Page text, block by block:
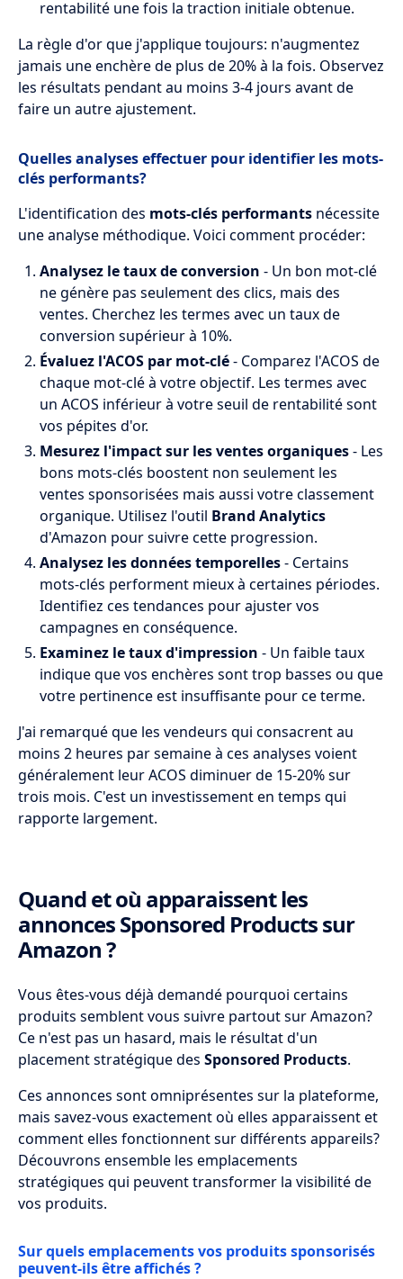
rentabilité une fois la traction initiale obtenue.
La règle d'or que j'applique toujours: n'augmentez
jamais une enchère de plus de 20% à la fois. Observez
les résultats pendant au moins 3-4 jours avant de
faire un autre ajustement.
Quelles analyses effectuer pour identifier les mots-
clés performants?
L'identification des mots-clés performants nécessite
une analyse méthodique. Voici comment procéder:
Analysez le taux de conversion - Un bon mot-clé
ne génère pas seulement des clics, mais des
ventes. Cherchez les termes avec un taux de
conversion supérieur à 10%.
Évaluez l'ACOS par mot-clé- Comparez l'ACOS de
chaque mot-clé à votre objectif. Les termes avec
un ACOS inférieur à votre seuil de rentabilité sont
vos pépites d'or.
Mesurez l'impact sur les ventes organiques- Les
bons mots-clés boostent non seulement les
ventes sponsorisées mais aussi votre classement
organique. Utilisez l'outil Brand Analytics
d'Amazon pour suivre cette progression.
Analysez les données temporelles- Certains
mots-clés performent mieux à certaines périodes.
Identifiez ces tendances pour ajuster vos
campagnes en conséquence.
Examinez le taux d'impression - Un faible taux
indique que vos enchères sont trop basses ou que
votre pertinence est insuffisante pour ce terme.
J'ai remarqué que les vendeurs qui consacrent au
moins 2 heures par semaine à ces analyses voient
généralement leur ACOS diminuer de 15-20% sur
trois mois. C'est un investissement en temps qui
rapporte largement.
Quand et où apparaissent les
annonces Sponsored Products sur
Amazon ?
Vous êtes-vous déjà demandé pourquoi certains
produits semblent vous suivre partout sur Amazon?
Ce n'est pas un hasard, mais le résultat d'un
placement stratégique des Sponsored Products.
Ces annonces sont omniprésentes sur la plateforme,
mais savez-vous exactement où elles apparaissent et
comment elles fonctionnent sur différents appareils?
Découvrons ensemble les emplacements
stratégiques qui peuvent transformer la visibilité de
vos produits.
Sur quels emplacements vos produits sponsorisés
peuvent-ils être affichés ?